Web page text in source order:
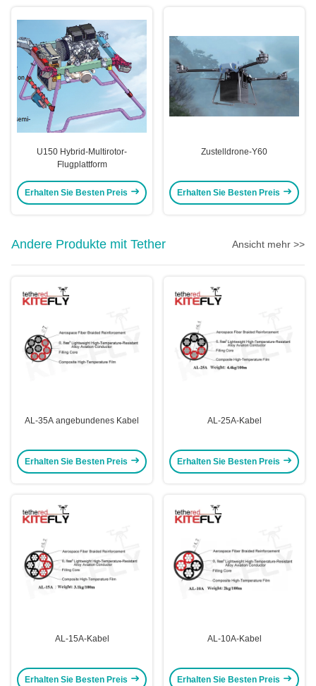
U150 Hybrid-Multirotor-
Flugplattform
Erhalten Sie Besten Preis
Zustelldrone-Y60
Erhalten Sie Besten Preis
Andere Produkte mit Tether Ansicht mehr >>
AL-35A angebundenes Kabel
Erhalten Sie Besten Preis
AL-25A-Kabel
Erhalten Sie Besten Preis
AL-15A-Kabel
Erhalten Sie Besten Preis
AL-10A-Kabel
Erhalten Sie Besten Preis